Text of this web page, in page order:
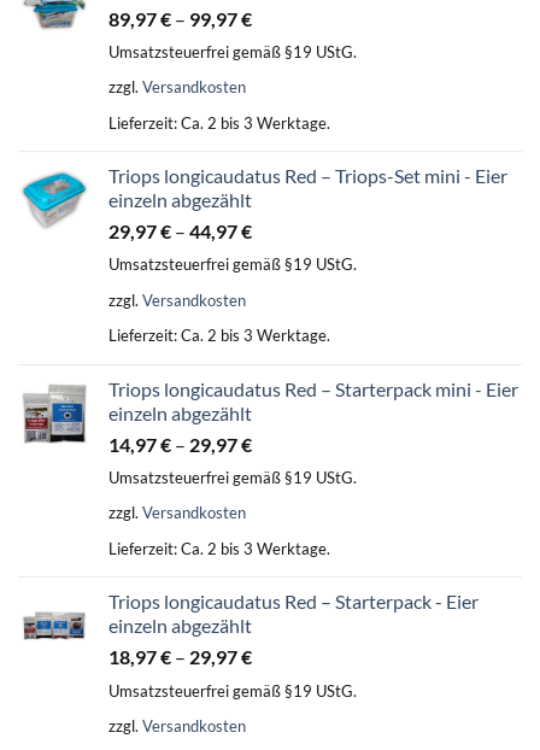
89,97€ – 99,97€
Umsatzsteuerfrei gemäß §19 UStG.
zzgl. Versandkosten
Lieferzeit:Ca. 2 bis 3 Werktage.
Triops longicaudatus Red – Triops-Set mini - Eier
einzeln abgezählt
29,97€ – 44,97€
Umsatzsteuerfrei gemäß §19 UStG.
zzgl. Versandkosten
Lieferzeit:Ca. 2 bis 3 Werktage.
Triops longicaudatus Red – Starterpack mini - Eier
einzeln abgezählt
14,97€ – 29,97€
Umsatzsteuerfrei gemäß §19 UStG.
zzgl. Versandkosten
Lieferzeit:Ca. 2 bis 3 Werktage.
Triops longicaudatus Red – Starterpack - Eier
einzeln abgezählt
18,97€ – 29,97€
Umsatzsteuerfrei gemäß §19 UStG.
zzgl. Versandkosten